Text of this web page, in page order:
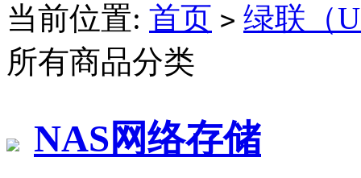
当前位置: 首页 > 绿联（
所有商品分类
NAS网络存储